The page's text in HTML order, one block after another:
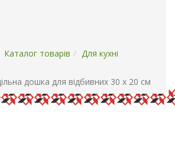
Каталог товарів
Для кухні
дошка для відбивних 30 x 20 см